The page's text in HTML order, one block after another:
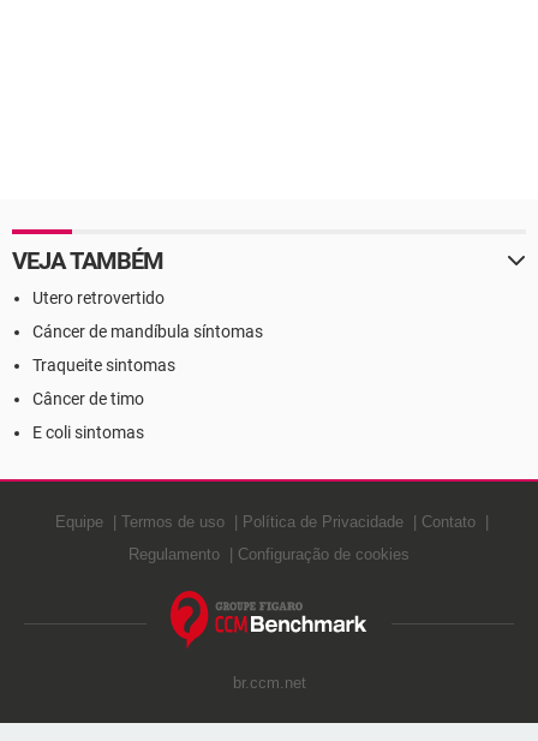
VEJA TAMBÉM
Utero retrovertido
Cáncer de mandíbula síntomas
Traqueite sintomas
Câncer de timo
E coli sintomas
Equipe Termos de uso Política de Privacidade
Contato
Regulamento
Configuração de cookies
br.ccm.net